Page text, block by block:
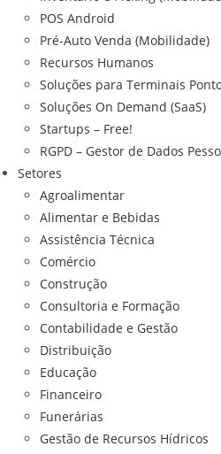
POS Android
Pré-Auto Venda (Mobilidade)
Recursos Humanos
Soluções para Terminais
Soluções On Demand (SaaS)
Startups – Free!
RGPD – Gestor de Dados
Setores
Agroalimentar
Alimentar e Bebidas
Assistência Técnica
Comércio
Construção
Consultoria e Formação
Contabilidade e Gestão
Distribuição
Educação
Financeiro
Funerárias
Gestão de Recursos Hídricos